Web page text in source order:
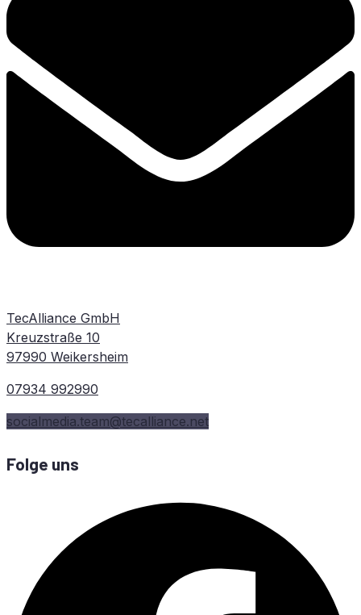
TecAlliance GmbH
Kreuzstraße 10
97990 Weikersheim
07934 992990
socialmedia.team@tecalliance.net
Folge uns